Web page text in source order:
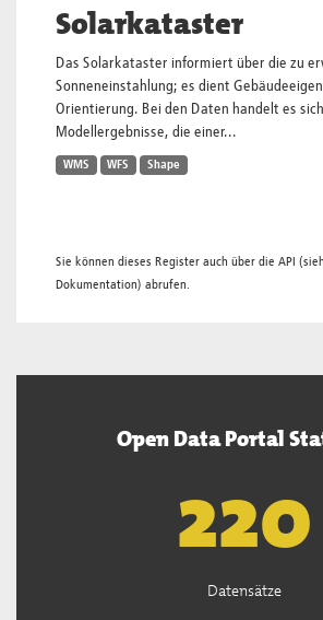
Solarkataster
Das Solarkataster informiert über die zu
Sonneneinstahlung; es dient
Orientierung. Bei den Daten handelt es
Modellergebnisse, die einer...
WMS WFS Shape
Sie können dieses Register auch über die API
Dokumentation) abrufen.
Open Data Portal
222
Datensätze